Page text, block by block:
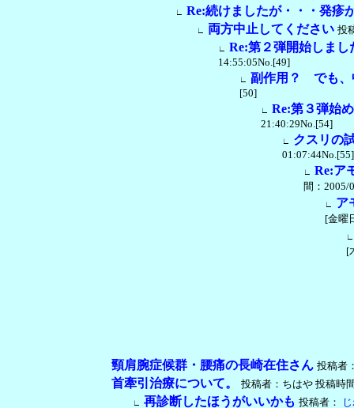
∟ Re:続けましたが・・・発疹
∟ 両方中止してください 投
∟ Re:第２弾開始しまし
14:55:05No.[49]
∟ 副作用？ でも、
[50]
∟ Re:第３弾始
21:40:29No.[54]
∟ クスリの
01:07:44No.[55]
∟ Re:ア
間：2005/
∟ ア
[金曜
∟
[
頸肩腕症候群・腰痛の長崎在住さん 投稿者
首牽引治療について。 投稿者：ちはや 投稿時
∟ 再診断したほうがいいかも 投稿者：